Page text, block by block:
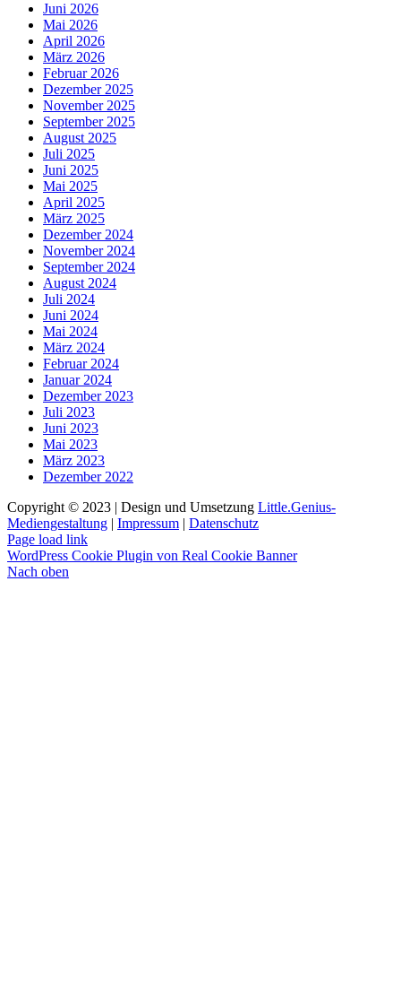
Juni 2026
Mai 2026
April 2026
März 2026
Februar 2026
Dezember 2025
November 2025
September 2025
August 2025
Juli 2025
Juni 2025
Mai 2025
April 2025
März 2025
Dezember 2024
November 2024
September 2024
August 2024
Juli 2024
Juni 2024
Mai 2024
März 2024
Februar 2024
Januar 2024
Dezember 2023
Juli 2023
Juni 2023
Mai 2023
März 2023
Dezember 2022
Copyright © 2023 | Design und Umsetzung Little.Genius-
Mediengestaltung | Impressum | Datenschutz
Page load link
WordPress Cookie Plugin von Real Cookie Banner
Nach oben